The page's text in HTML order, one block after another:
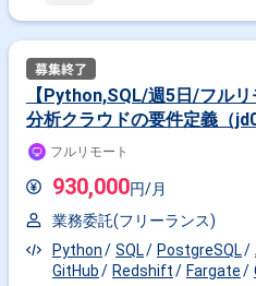
する営業DX×AI SaaSを正式リリース
をセキュアに利活用できる法人向け
リリースし、官公庁などにもご活用い
SaaSプロダクトの開発・リリースを進
最先端のAI技術を用いたDXプロジェ
のDXや新規事業立ち上げを共同で遂行
事業開発やDXを実施しています。 【業務内容】 今回はDX事業にて、バッ
クエンド・インフラ領域にて要件定義
ております。 ※クライアントコミュニ
※2ヶ月間の契約を想定しております
【Python,SQL/週5日/フル
分析クラウドの要件定義（
フルリモート
930,000円/月
業務委託(フリーランス)
Python
SQL PostgreSQL
GitHub
Redshift Fargate